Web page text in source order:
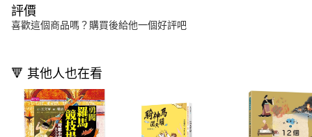
評價
喜歡這個商品嗎？購買後給他一個好評吧
🔻 其他人也在看